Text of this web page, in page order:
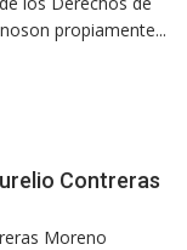
propiamente...
Contreras
Moreno